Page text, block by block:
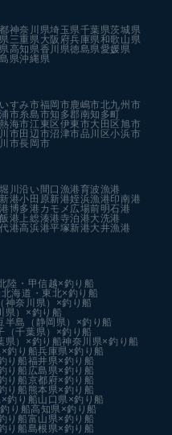
神奈川県埼玉県千葉県茨城県
三重県 大阪府兵庫県和歌山県
高知県香川県徳島県愛媛県
県沖縄県
いすみ市福岡市鹿嶋市北九州市
市糸島市知多郡南知多町
熱海市江東区伊東市大田区 旭市
市田辺市沼津市品川区小浜市
市長岡市
川沿い 間口漁港育波漁港
港小田原新港姪浜漁港印南港
博多港カモメ広場前明石港
港 上総湊港寺泊港大洗港
港高浜港平塚新港大井漁港
陸・甲信越×釣り船
北海道・東北×釣り船
神奈川県）×釣り船
県）×釣り船
半島（静岡県）×釣り船
（千葉県）×釣り船
県）×釣り船神奈川県×釣り船
釣り船兵庫県×釣り船
り船福井県×釣り船
り船 広島県×釣り船
り船京都府×釣り船
り船 熊本県×釣り船
釣り船山口県×釣り船
り船高知県×釣り船
り船富山県×釣り船
り船島根県×釣り船